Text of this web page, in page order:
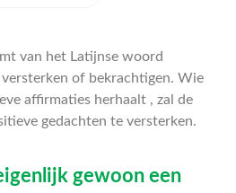
van het Latijnse woord
versterken of bekrachtigen. Wie
affirmaties herhaalt , zal de
gedachten te versterken.
gewoon een